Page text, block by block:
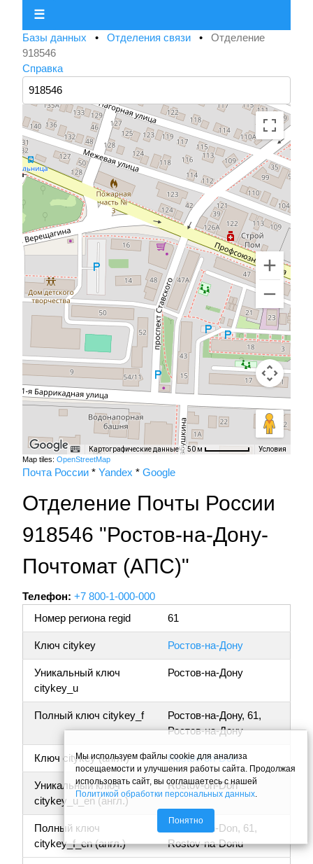
☰
Базы данных • Отделения связи • Отделение
918546
Справка
Картографические данные 50 м Условия
Map tiles: OpenStreetMap
Почта России * Yandex * Google
Отделение Почты России
918546 "Ростов-на-Дону-
Почтомат (АПС)"
Телефон: +7 800-1-000-000
Номер региона regid
61
Ключ citykey Ростов-на-Дону
Уникальный ключ
citykey_u
Ростов-на-Дону
Полный ключ citykey_f
Ростов-на-Дону, 61,
Ростов-на-Дону
Ключ citykey (англ.) Rostov-on-Don
Уникальный ключ
citykey_u_en (англ.)
Rostov-on-Don
Полный ключ
citykey_f_en (англ.)
Rostov-on-Don, 61,
Rostov-na-Donu
Мы используем файлы cookie для анализа
посещаемости и улучшения работы сайта. Продолжая
использовать сайт, вы соглашаетесь с нашей
Политикой обработки персональных данных.
Понятно